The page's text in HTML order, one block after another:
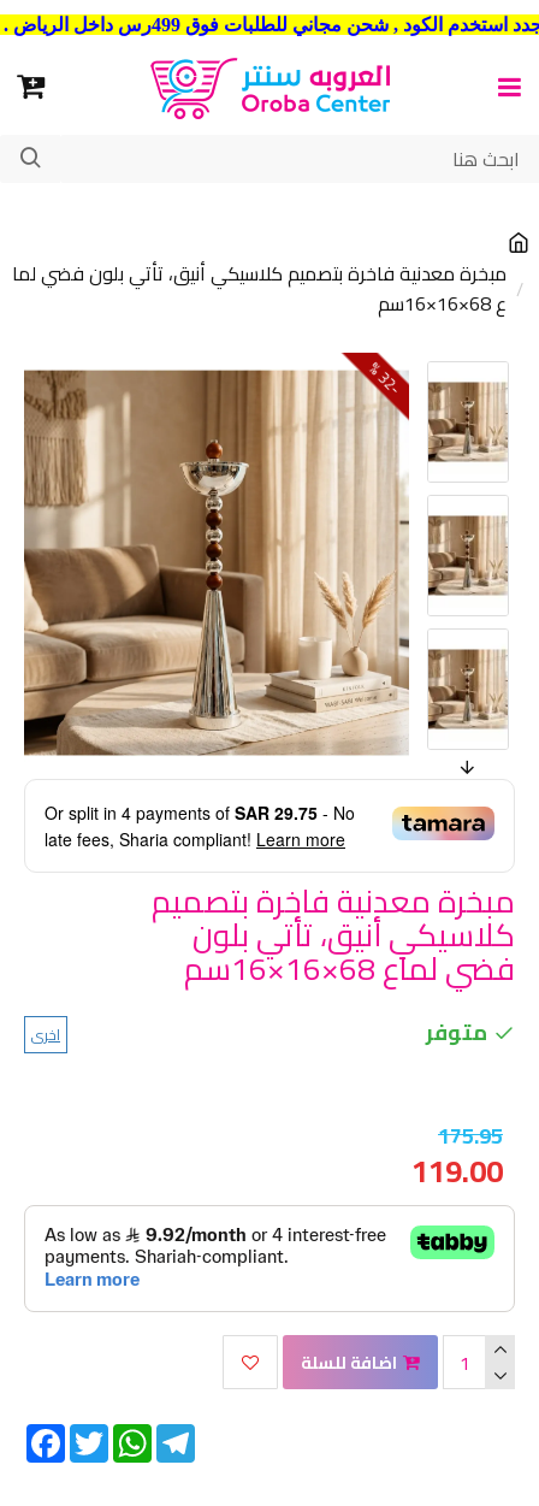
شحن مجاني للطلبات فوق 499رس داخل الرياض . وشحن الي جميع مدن المملكة العربية السعودية
مبخرة معدنية فاخرة بتصميم كلاسيكي أنيق، تأتي بلون فضي لما
ع 68×16×16سم
-
3
2
%
Or split in 4 payments of SAR 29.75 - No
late fees, Sharia compliant! Learn more
مبخرة معدنية فاخرة بتصميم
كلاسيكي أنيق، تأتي بلون
فضي لماع 68×16×16سم
متوفر اخرى
119.00
175.95
اضافة للسلة
Twitter
WhatsAppTelegram